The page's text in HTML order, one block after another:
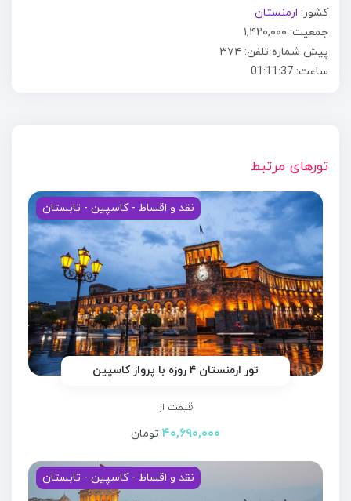
کشور: ارمنستان
جمعیت: ۱,۴۲۰,۰۰۰
پیش شماره تلفن: ۳۷۴
ساعت: 01:11:40
تورهای مرتبط
نقد و اقساط - کاسپین - تابستان
تور ارمنستان ۴ روزه با پرواز کاسپین
قیمت از
۴۰,۶۹۰,۰۰۰ تومان
نقد و اقساط - کاسپین - تابستان